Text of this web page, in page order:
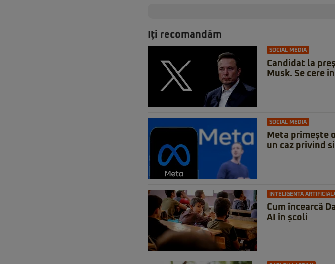
Iți recomandăm
SOCIAL MEDIA
Candidat la
Musk. Se cere
SOCIAL MEDIA
Meta primește
un caz privind
INTELIGENTA
Cum încearcă
AI în școli